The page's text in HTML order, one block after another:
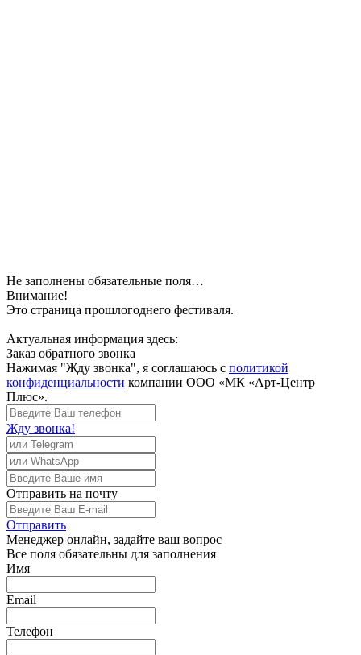
Не заполнены обязательные поля…
Внимание!
Это страница прошлогоднего фестиваля.
Актуальная информация здесь:
Заказ обратного звонка
Нажимая "Жду звонка", я соглашаюсь с политикой
конфиденциальности компании ООО «МК «Арт-Центр
Плюс».
Жду звонка!
Отправить на почту
Отправить
Менеджер онлайн, задайте ваш вопрос
Все поля обязательны для заполнения
Имя
Email
Телефон